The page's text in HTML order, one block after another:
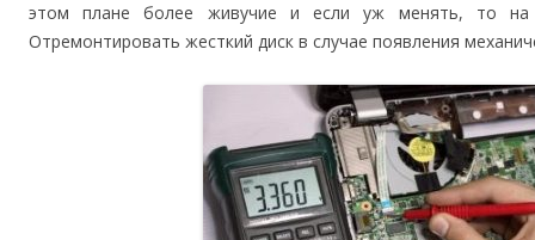
этом плане более живучие и если уж менять, то на
Отремонтировать жесткий диск в случае появления